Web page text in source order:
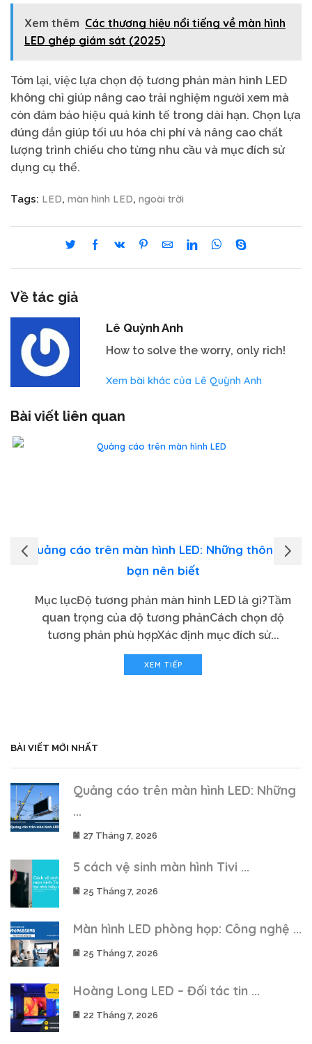
Xem thêm Các thương hiệu nổi tiếng về màn hình
LED ghép giám sát (2025)
Tóm lại, việc lựa chọn độ tương phản màn hình LED
không chỉ giúp nâng cao trải nghiệm người xem mà
còn đảm bảo hiệu quả kinh tế trong dài hạn. Chọn lựa
đúng đắn giúp tối ưu hóa chi phí và nâng cao chất
lượng trình chiếu cho từng nhu cầu và mục đích sử
dụng cụ thể.
Tags: LED, màn hình LED, ngoài trời
Về tác giả
Lê Quỳnh Anh
How to solve the worry, only rich!
Xem bài khác của Lê Quỳnh Anh
Bài viết liên quan
Quảng cáo trên màn hình LED: Những thông tin
bạn nên biết
Mục lụcĐộ tương phản màn hình LED là gì?Tầm
quan trọng của độ tương phảnCách chọn độ
tương phản phù hợpXác định mục đích sử...
XEM TIẾP
BÀI VIẾT MỚI NHẤT
Quảng cáo trên màn hình LED: Những
...
27 Tháng 7, 2026
5 cách vệ sinh màn hình Tivi ...
25 Tháng 7, 2026
Màn hình LED phòng họp: Công nghệ ...
25 Tháng 7, 2026
Hoàng Long LED – Đối tác tin ...
22 Tháng 7, 2026